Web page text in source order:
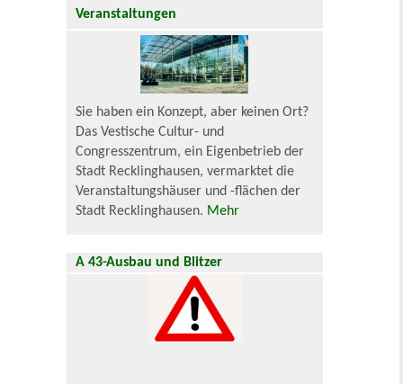
Veranstaltungen
Sie haben ein Konzept, aber keinen Ort?
Das Vestische Cultur- und
Congresszentrum, ein Eigenbetrieb der
Stadt Recklinghausen, vermarktet die
Veranstaltungshäuser und -flächen der
Stadt Recklinghausen. Mehr
A 43-Ausbau und Blitzer